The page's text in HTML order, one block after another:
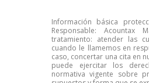
Información básica
Responsable: Acountax
tratamiento: atender las
cuando le llamemos en
caso, concertar una cita en
puede ejercitar los
normativa vigente sobre